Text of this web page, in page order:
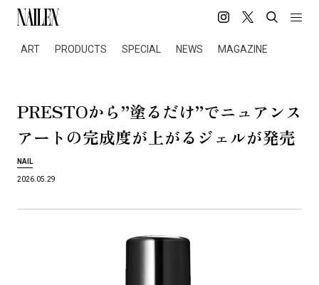
ART PRODUCTS SPECIAL NEWS MAGAZINE
PRESTOか ら”塗るだけ”でニ ュ ア ンス
アー ト の完成度が 上がる ジェルが発売
NAIL
2026.05.29